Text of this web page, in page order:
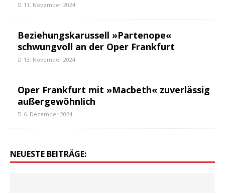
11. November 2024
Beziehungskarussell »Partenope«
schwungvoll an der Oper Frankfurt
13. November 2024
Oper Frankfurt mit »Macbeth« zuverlässig
außergewöhnlich
6. Dezember 2024
NEUESTE BEITRÄGE: